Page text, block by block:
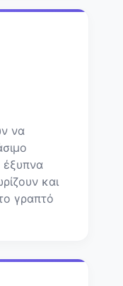
να
έξυπνα
και
γραπτό